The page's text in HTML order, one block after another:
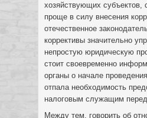
хозяйствующих субъектов,
проще в силу внесения
отечественное
коррективы значительно
непростую юридическую
стоит своевременно
органы о начале
отпала необходимость
налоговым служащим
Между тем, говорить об